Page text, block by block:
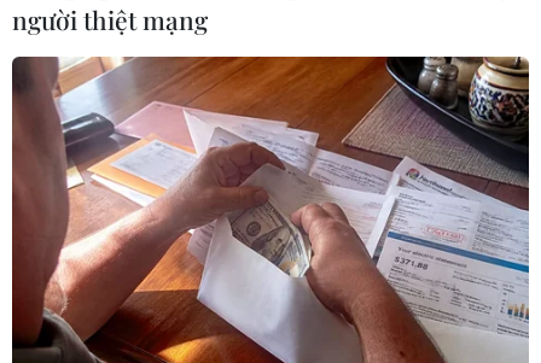
lên 0,3% GDP trong năm 2015, so với 0,1% GDP
dự toán trước đó, nhằm đáp ứng yêu cầu của
EU.
Còn đối với Pháp, tuy dự báo thâm hụt ngân
sách 2015 ở mức 4,3% và chỉ đạt yêu cầu của EU
vào năm 2017 thay vì năm 2015 như cam kết,
nhưng Bộ trưởng Tài chính Michael Sapin
khẳng định đã tìm được thêm 3,6 tỷ euro (4,6 tỷ
USD) để giảm mức thâm hụt này./.
người thiệt mạng